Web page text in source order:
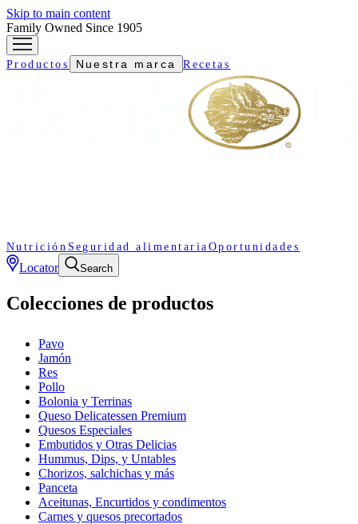
Skip to main content
Family Owned Since 1905
Productos Nuestra marca Recetas
Nutrición Seguridad alimentaria Oportunidades
Locator Search
Colecciones de productos
Pavo
Jamón
Res
Pollo
Bolonia y Terrinas
Queso Delicatessen Premium
Quesos Especiales
Embutidos y Otras Delicias
Hummus, Dips, y Untables
Chorizos, salchichas y más
Panceta
Aceitunas, Encurtidos y condimentos
Carnes y quesos precortados